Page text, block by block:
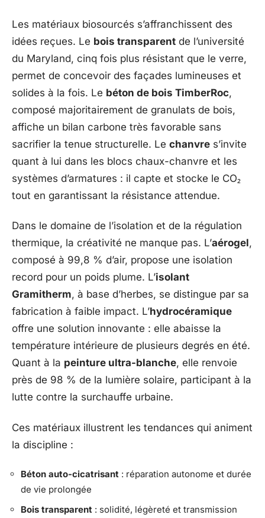
Les matériaux biosourcés s’affranchissent des
idées reçues. Le bois transparent de l’université
du Maryland, cinq fois plus résistant que le verre,
permet de concevoir des façades lumineuses et
solides à la fois. Le béton de bois TimberRoc,
composé majoritairement de granulats de bois,
affiche un bilan carbone très favorable sans
sacrifier la tenue structurelle. Le chanvre s’invite
quant à lui dans les blocs chaux-chanvre et les
systèmes d’armatures : il capte et stocke le CO₂
tout en garantissant la résistance attendue.
Dans le domaine de l’isolation et de la régulation
thermique, la créativité ne manque pas. L’aérogel,
composé à 99,8 % d’air, propose une isolation
record pour un poids plume. L’isolant
Gramitherm, à base d’herbes, se distingue par sa
fabrication à faible impact. L’hydrocéramique
offre une solution innovante : elle abaisse la
température intérieure de plusieurs degrés en été.
Quant à la peinture ultra-blanche, elle renvoie
près de 98 % de la lumière solaire, participant à la
lutte contre la surchauffe urbaine.
Ces matériaux illustrent les tendances qui animent
la discipline :
Béton auto-cicatrisant : réparation autonome et durée
de vie prolongée
Bois transparent : solidité, légèreté et transmission